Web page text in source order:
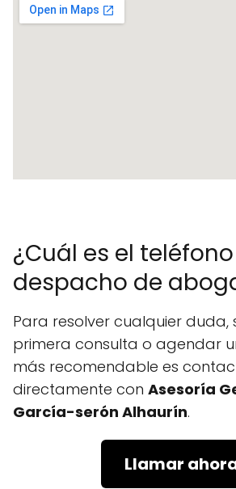
¿Cuál es el
despacho de
Para resolver cualquier duda,
primera consulta o agendar
más recomendable es
directamente con Asesoría
García-serón Alhaurín.
Llamar